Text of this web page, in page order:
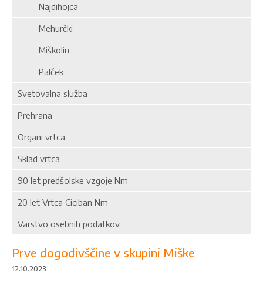
Najdihojca
Mehurčki
Miškolin
Palček
Svetovalna služba
Prehrana
Organi vrtca
Sklad vrtca
90 let predšolske vzgoje Nm
20 let Vrtca Ciciban Nm
Varstvo osebnih podatkov
Prve dogodivščine v skupini Miške
12.10.2023